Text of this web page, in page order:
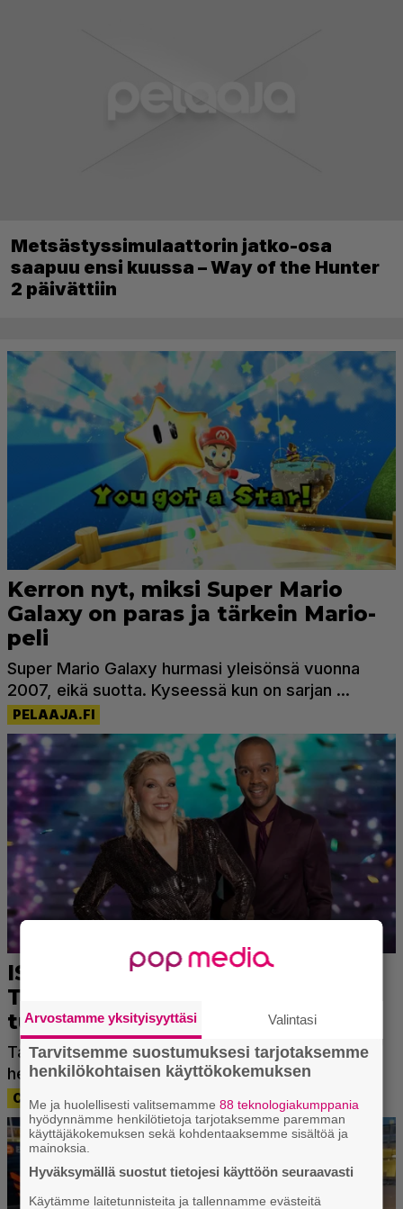
Metsästyssimulaattorin jatko-osa
saapuu ensi kuussa – Way of the Hunter
2 päivättiin
Arvostamme yksityisyyttäsi Valintasi
Tarvitsemme suostumuksesi tarjotaksemme
henkilökohtaisen käyttökokemuksen
Me ja huolellisesti valitsemamme88 teknologiakumppania
hyödynnämme henkilötietoja tarjotaksemme paremman
käyttäjäkokemuksen sekä kohdentaaksemme sisältöä ja
mainoksia.
Hyväksymällä suostut tietojesi käyttöön seuraavasti
Käytämme laitetunnisteita ja tallennamme evästeitä